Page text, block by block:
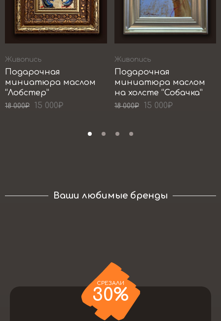
Живопись
Подарочная
миниатюра маслом
“Лобстер”
18 000₽ 15 000₽
Живопись
Подарочная
миниатюра маслом
на холсте “Собачка”
18 000₽ 15 000₽
Ваши любимые бренды
СРЕЗАЛИ
30%